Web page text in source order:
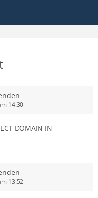
14:30
DOMAIN IN
13:52